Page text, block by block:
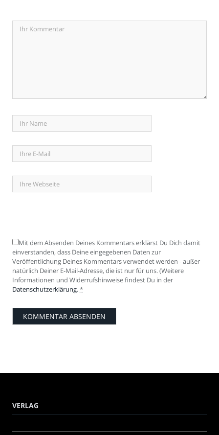
Mit dem Absenden Deines Kommentars erklärst Du Dich damit
einverstanden, dass Deine eingegebenen Daten zur
Veröffentlichung Deines Kommentars verwendet werden - außer
natürlich Deiner E-Mail-Adresse, die ist nur für uns. (Weitere
Informationen und Widerrufshinweise findest Du in der
Datenschutzerklärung.*
VERLAG